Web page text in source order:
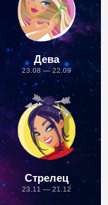
Дева
23.08 — 22.09
Стрелец
23.11 — 21.12